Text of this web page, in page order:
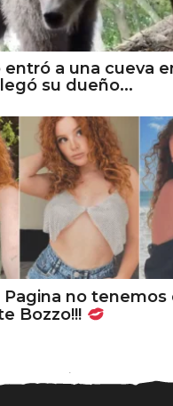
entró a una cueva
su dueño...
Pagina no tenemos
Bozzo!!!